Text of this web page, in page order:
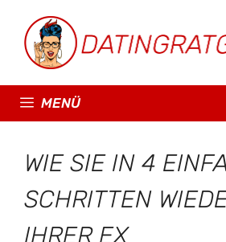
Inhalt
springen
MENÜ
WIE SIE IN 4
SCHRITTEN
IHRER EX